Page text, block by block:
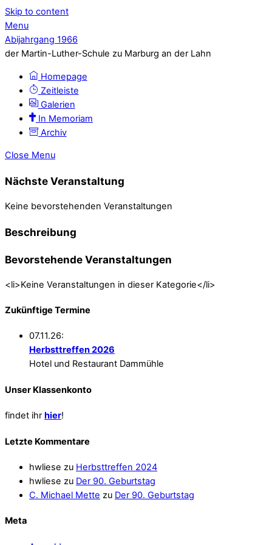
Skip to content
Menu
Abijahrgang 1966
der Martin-Luther-Schule zu Marburg an der Lahn
Homepage
Zeitleiste
Galerien
In Memoriam
Archiv
Close Menu
Nächste Veranstaltung
Keine bevorstehenden Veranstaltungen
Beschreibung
Bevorstehende Veranstaltungen
<li>Keine Veranstaltungen in dieser Kategorie</li>
Zukünftige Termine
07.11.26:
Herbsttreffen 2026
Hotel und Restaurant Dammühle
Unser Klassenkonto
findet ihr hier!
Letzte Kommentare
hwliese zu Herbsttreffen 2024
hwliese zu Der 90. Geburtstag
C. Michael Mette zu Der 90. Geburtstag
Meta